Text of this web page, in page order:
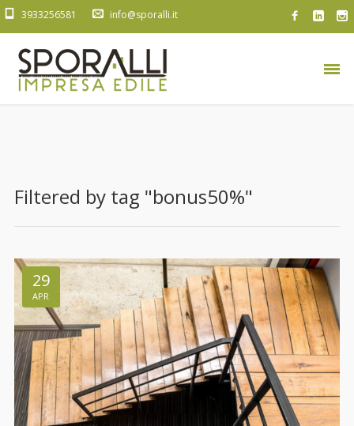
3933256581 info@sporalli.it
Filtered by tag "bonus50%"
29
APR